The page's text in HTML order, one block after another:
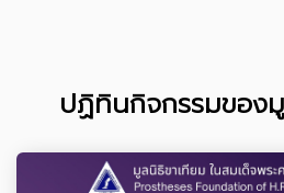
ปฏิทินกิจกรรมของ